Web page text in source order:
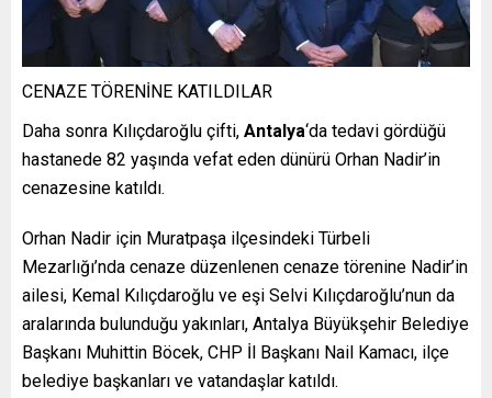
CENAZE TÖRENİNE KATILDILAR
Daha sonra Kılıçdaroğlu çifti, Antalya‘da tedavi gördüğü
hastanede 82 yaşında vefat eden dünürü Orhan Nadir’in
cenazesine katıldı.
Orhan Nadir için Muratpaşa ilçesindeki Türbeli
Mezarlığı’nda cenaze düzenlenen cenaze törenine Nadir’in
ailesi, Kemal Kılıçdaroğlu ve eşi Selvi Kılıçdaroğlu’nun da
aralarında bulunduğu yakınları, Antalya Büyükşehir Belediye
Başkanı Muhittin Böcek, CHP İl Başkanı Nail Kamacı, ilçe
belediye başkanları ve vatandaşlar katıldı.